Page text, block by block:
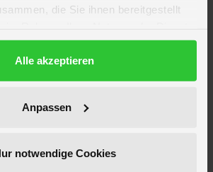
die Sie ihnen bereitgestellt
Alle akzeptieren
Anpassen
notwendige Cookies
Breite ca. 14,1 cm
mica pets
mica pets
entfernen. Bitte aufbewahren für